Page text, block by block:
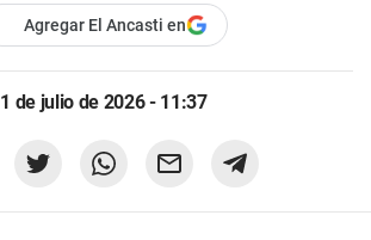
Agregar El Ancasti en
1 de julio de 2026 - 11:37